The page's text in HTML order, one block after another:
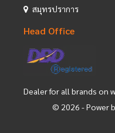
สมุทรปราการ
Head Office
Dealer for all brands on
© 2026 - Power